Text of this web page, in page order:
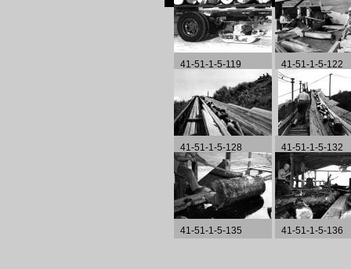
41-51-1-5-119 41-51-1-5-122
41-51-1-5-128 41-51-1-5-132
41-51-1-5-135 41-51-1-5-136